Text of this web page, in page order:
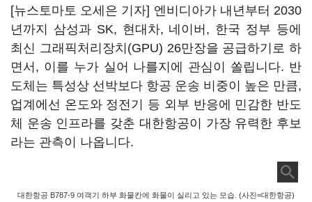
[뉴스토마토 오세은 기자] 엔비디아가 내년부터 2030
년까지 삼성과 SK, 현대차, 네이버, 한국 정부 등에
최신 그래픽처리장치(GPU) 26만장을 공급하기로 하
면서, 이를 누가 실어 나를지에 관심이 쏠립니다. 반
도체는 특성상 선박보다 항공 운송 비중이 높은 만큼,
업계에선 온도와 정전기 등 외부 반응에 민감한 반도
체 운송 인프라를 갖춘 대한항공이 가장 유력한 후보
라는 관측이 나옵니다.
대한항공 B787-9 여객기 하부 화물칸에 화물이 실리고 있는 모습. (사진=대한항공)